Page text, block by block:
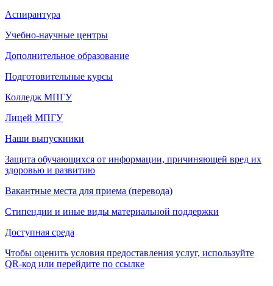
Аспирантура
Учебно-научные центры
Дополнительное образование
Подготовительные курсы
Колледж МПГУ
Лицей МПГУ
Наши выпускники
Защита обучающихся от информации, причиняющей вред их
здоровью и развитию
Вакантные места для приема (перевода)
Стипендии и иные виды материальной поддержки
Доступная среда
Чтобы оценить условия предоставления услуг, используйте
QR-код или перейдите по ссылке